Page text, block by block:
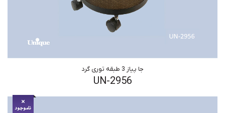
جا پیاز 3 طبقه توری گرد
UN-2956